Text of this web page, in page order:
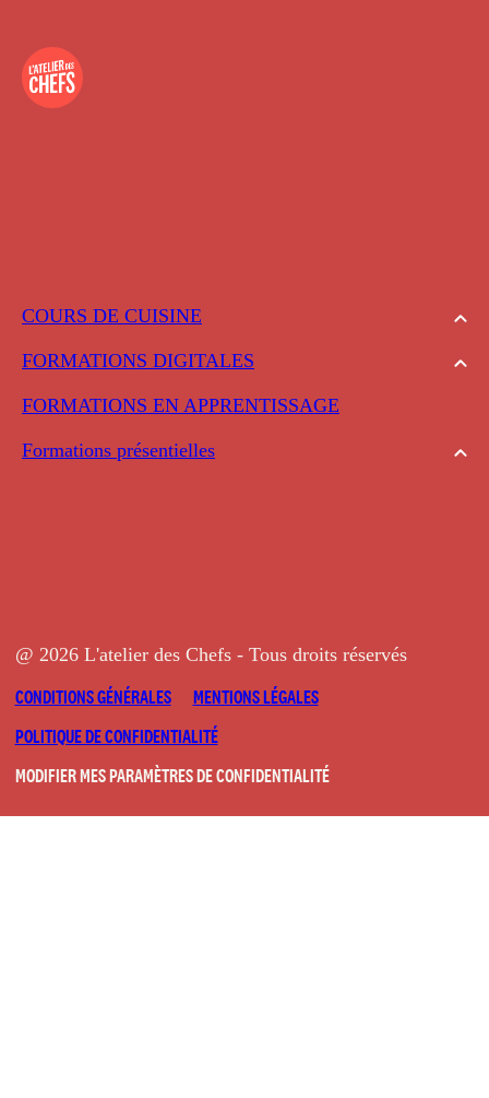
COURS DE CUISINE
FORMATIONS DIGITALES
FORMATIONS EN APPRENTISSAGE
Formations présentielles
@ 2026 L'atelier des Chefs - Tous droits réservés
CONDITIONS GÉNÉRALES
MENTIONS LÉGALES
POLITIQUE DE CONFIDENTIALITÉ
MODIFIER MES PARAMÈTRES DE CONFIDENTIALITÉ